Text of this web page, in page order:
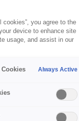
主页»
切割与
动下，被
金属板材
结构连接
cookies”, you agree to the
device to enhance site
usage, and assist in our
Always Active